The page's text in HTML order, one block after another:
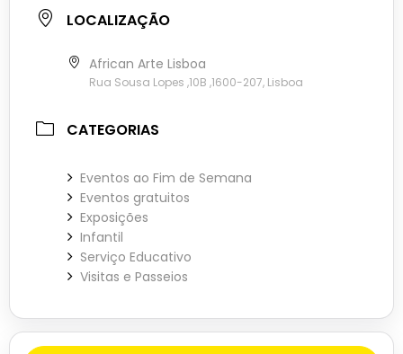
LOCALIZAÇÃO
African Arte Lisboa
Rua Sousa Lopes ,10B ,1600-207, Lisboa
CATEGORIAS
Eventos ao Fim de Semana
Eventos gratuitos
Exposições
Infantil
Serviço Educativo
Visitas e Passeios